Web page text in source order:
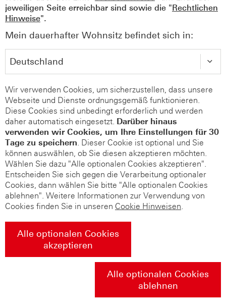
jeweiligen Seite erreichbar sind sowie die "Rechtlichen
Hinweise".
Mein dauerhafter Wohnsitz befindet sich in:
Wir verwenden Cookies, um sicherzustellen, dass unsere
Webseite und Dienste ordnungsgemäß funktionieren.
Diese Cookies sind unbedingt erforderlich und werden
daher automatisch eingesetzt. Darüber hinaus
verwenden wir Cookies, um Ihre Einstellungen für 30
Tage zu speichern. Dieser Cookie ist optional und Sie
können auswählen, ob Sie diesen akzeptieren möchten.
Wählen Sie dazu "Alle optionalen Cookies akzeptieren".
Entscheiden Sie sich gegen die Verarbeitung optionaler
Cookies, dann wählen Sie bitte "Alle optionalen Cookies
ablehnen". Weitere Informationen zur Verwendung von
Cookies finden Sie in unseren Cookie Hinweisen.
Alle optionalen Cookies
akzeptieren
Alle optionalen Cookies
ablehnen